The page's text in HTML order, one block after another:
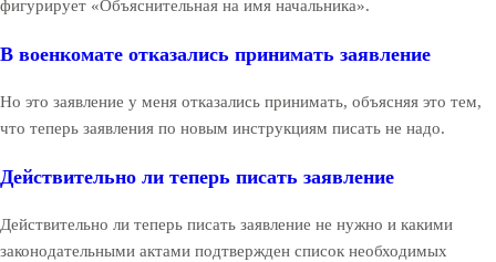
фигурирует «Объяснительная на имя начальника».
В военкомате отказались принимать заявление
Но это заявление у меня отказались принимать, объясняя это тем,
что теперь заявления по новым инструкциям писать не надо.
Действительно ли теперь писать заявление
Действительно ли теперь писать заявление не нужно и какими
законодательными актами подтвержден список необходимых